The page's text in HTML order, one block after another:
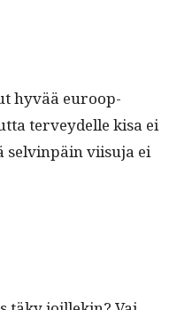
hyvää euroop­
ter­vey­delle kisa ei
selv­in­päin viisu­ja ei